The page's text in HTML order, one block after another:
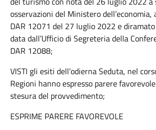
osservazioni del Ministero
DAR 12071 del 27 luglio 2022 e
data dall’Ufficio di Segreteria della
DAR 12088;
VISTI gli esiti dell’odierna Seduta, nel
Regioni hanno espresso parere
stesura del provvedimento;
ESPRIME PARERE FAVOREVOLE